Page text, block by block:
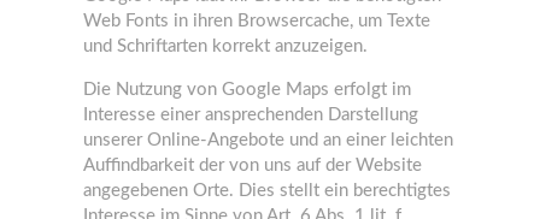
Web Fonts in ihren Browsercache, um Texte
und Schriftarten korrekt anzuzeigen.
Die Nutzung von Google Maps erfolgt im
Interesse einer ansprechenden Darstellung
unserer Online-Angebote und an einer leichten
Auffindbarkeit der von uns auf der Website
angegebenen Orte. Dies stellt ein berechtigtes
Interesse im Sinne von Art. 6 Abs. 1 lit. f